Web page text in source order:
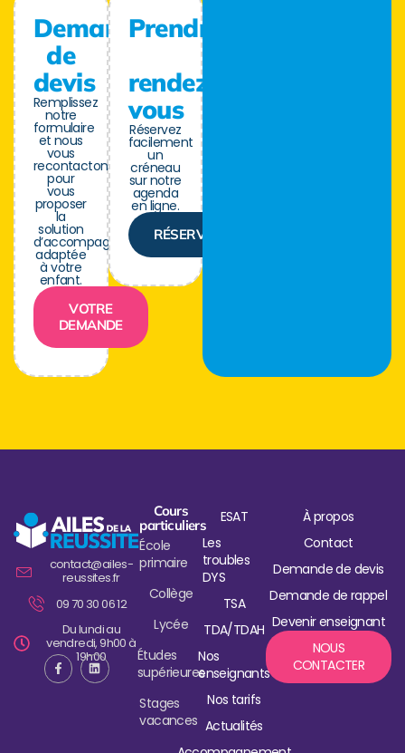
Demande
de
devis
Remplissez
notre
formulaire
et nous
vous
recontactons
pour
vous
proposer
la
solution
d’accompagnement
adaptée
à votre
enfant.
VOTRE
DEMANDE
Prendre
rendez-
vous
Réservez
facilement
un
créneau
sur notre
agenda
en ligne.
RÉSERVER
contact@ailes-
reussites.fr
09 70 30 06 12
Du lundi au
vendredi, 9h00 à
19h00
Cours
particuliers
École
primaire
Collège
Lycée
Études
supérieures
Stages
vacances
ESAT
Les
troubles
DYS
TSA
TDA/TDAH
Nos
enseignants
Nos tarifs
Actualités
À propos
Contact
Demande de devis
Demande de rappel
Devenir enseignant
NOUS
CONTACTER